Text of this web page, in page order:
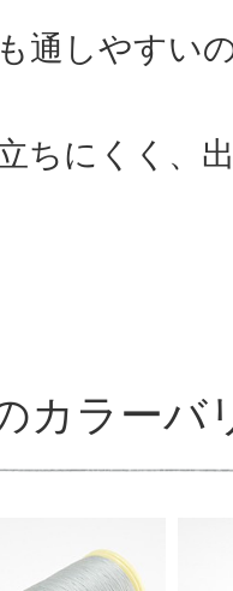
通しやすい
ちにくく、
カラーバ